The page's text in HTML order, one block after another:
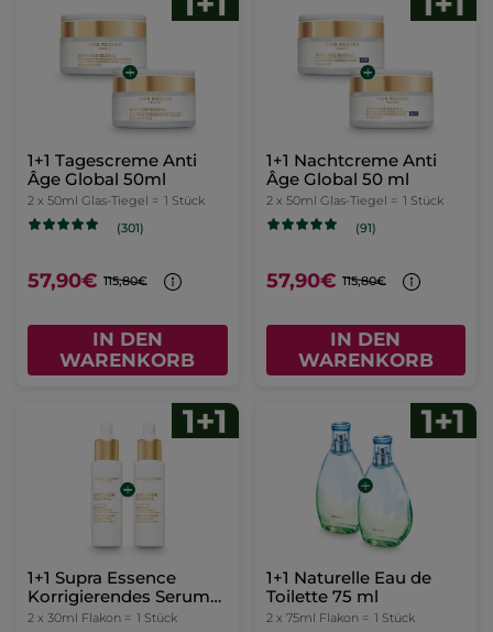
1+1 Tagescreme Anti
Âge Global 50ml
2 x 50ml Glas-Tiegel = 1 Stück
(301)
57,90€ 115,80€
IN DEN
WARENKORB
1+1 Nachtcreme Anti
Âge Global 50 ml
2 x 50ml Glas-Tiegel = 1 Stück
(91)
57,90€ 115,80€
IN DEN
WARENKORB
1+1 Supra Essence
Korrigierendes Serum
30ml
2 x 30ml Flakon = 1 Stück
1+1 Naturelle Eau de
Toilette 75 ml
2 x 75ml Flakon = 1 Stück